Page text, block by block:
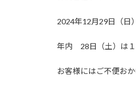
2024年12月29日（日
年内 28日（土）は１
お客様にはご不便お
株式会社